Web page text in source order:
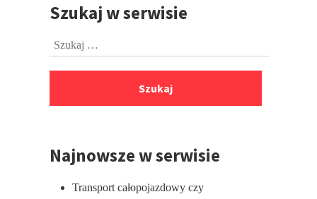
PrzejdźSzukaj w serwisie
Szukaj:
Najnowsze w serwisie
Transport całopojazdowy czy